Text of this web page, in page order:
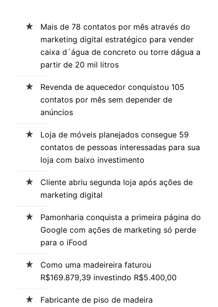
Mais de 78 contatos por mês através do
marketing digital estratégico para vender
caixa d´água de concreto ou torre dágua a
partir de 20 mil litros
Revenda de aquecedor conquistou 105
contatos por mês sem depender de
anúncios
Loja de móveis planejados consegue 59
contatos de pessoas interessadas para sua
loja com baixo investimento
Cliente abriu segunda loja após ações de
marketing digital
Pamonharia conquista a primeira página do
Google com ações de marketing só perde
para o iFood
Como uma madeireira faturou
R$169.879,39 investindo R$5.400,00
Fabricante de piso de madeira